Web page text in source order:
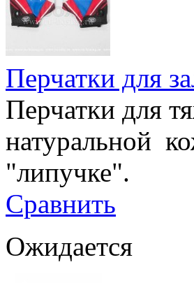
Перчатки для
Перчатки для
натуральной
"липучке".
Сравнить
Ожидается